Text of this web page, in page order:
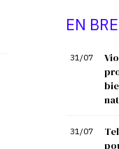
EN
31/07
31/07